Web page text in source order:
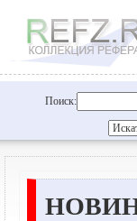
Поиск: